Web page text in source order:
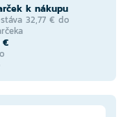
k nákupu
32,77 € do
€